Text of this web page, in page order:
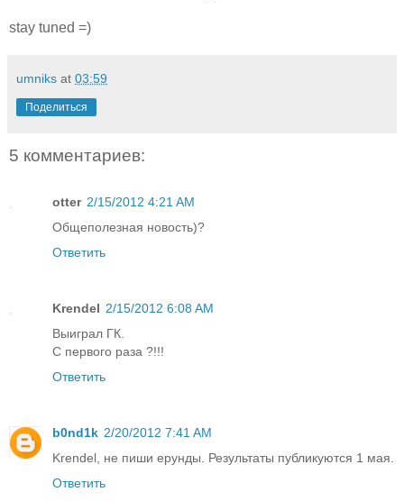
stay tuned =)
umniks at 03:59
Поделиться
5 комментариев:
otter 2/15/2012 4:21 AM
Общеполезная новость)?
Ответить
Krendel 2/15/2012 6:08 AM
Выиграл ГК.
С первого раза ?!!!
Ответить
b0nd1k 2/20/2012 7:41 AM
Krendel, не пиши ерунды. Результаты публикуются 1 мая.
Ответить